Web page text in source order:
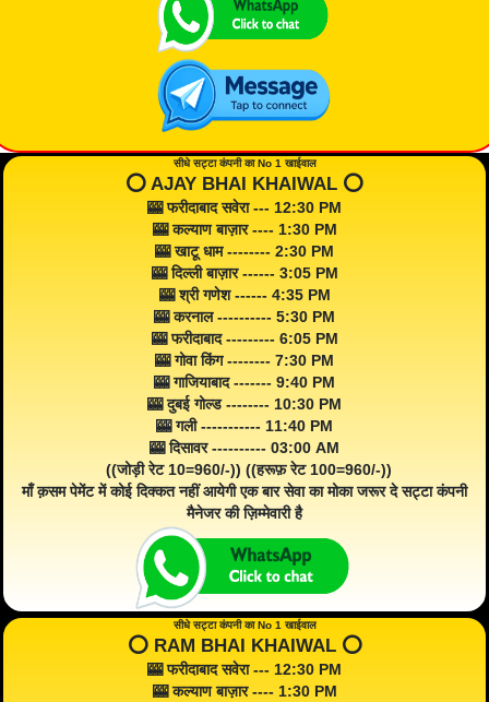
सीधे सट्टा कंपनी का No 1 खाईवाल
⭕️ AJAY BHAI KHAIWAL ⭕️
🎰 फरीदाबाद सवेरा --- 12:30 PM
🎰 कल्याण बाज़ार ---- 1:30 PM
🎰 खाटू धाम -------- 2:30 PM
🎰 दिल्ली बाज़ार ------ 3:05 PM
🎰 श्री गणेश ------ 4:35 PM
🎰 करनाल ---------- 5:30 PM
🎰 फरीदाबाद --------- 6:05 PM
🎰 गोवा किंग -------- 7:30 PM
🎰 गाजियाबाद ------- 9:40 PM
🎰 दुबई गोल्ड -------- 10:30 PM
🎰 गली ----------- 11:40 PM
🎰 दिसावर ---------- 03:00 AM
((जोड़ी रेट 10=960/-)) ((हरूफ़ रेट 100=960/-))
माँ क़सम पेमेंट में कोई दिक्कत नहीं आयेगी एक बार सेवा का मोका जरूर दे सट्टा कंपनी
मैनेजर की ज़िम्मेवारी है
सीधे सट्टा कंपनी का No 1 खाईवाल
⭕️ RAM BHAI KHAIWAL ⭕️
🎰 फरीदाबाद सवेरा --- 12:30 PM
🎰 कल्याण बाज़ार ---- 1:30 PM